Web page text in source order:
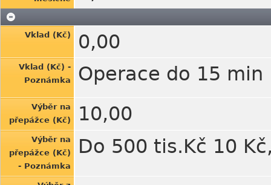
Vklad (Kč) 0,00
Vklad (Kč) -
Poznámka
Operace do 15 min
Výběr na
přepážce (Kč)
10,00
Výběr na
přepážce (Kč)
- Poznámka
Do 500 tis.Kč 10